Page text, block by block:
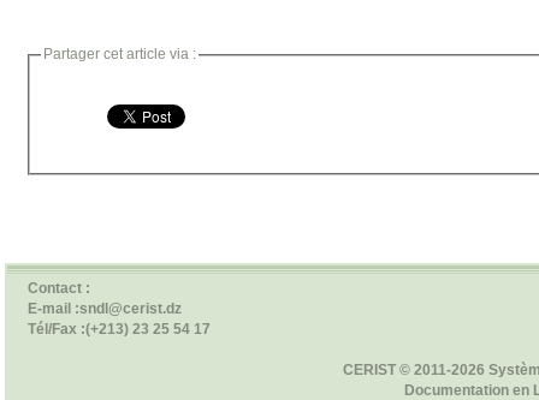
Partager cet article via :
Contact :
E-mail :sndl@cerist.dz
Tél/Fax :(+213) 23 25 54 17
CERIST © 2011-2026
Documentation en